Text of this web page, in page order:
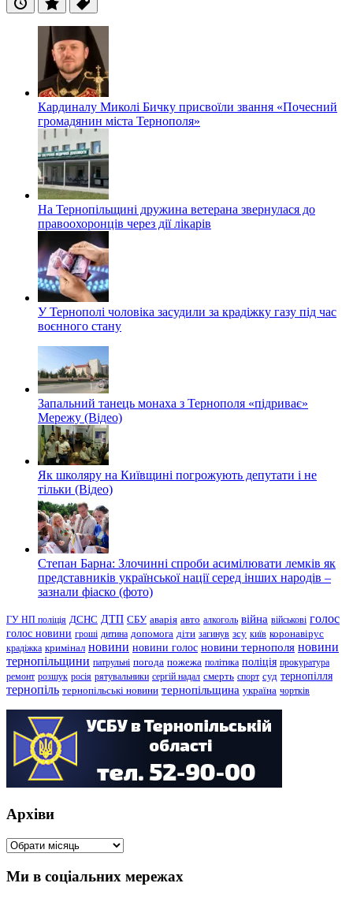
ОстанніПопулярні
Теги
Кардиналу Миколі Бичку присвоїли звання «Почесний
громадянин міста Тернополя»
На Тернопільщині дружина ветерана звернулася до
правоохоронців через дії лікарів
У Тернополі чоловіка засудили за крадіжку газу під час
воєнного стану
Запальний танець монаха з Тернополя «підриває»
Мережу (Відео)
Як школяру на Київщині погрожують депутати і не
тільки (Відео)
Степан Барна: Злочинні спроби асимілювати лемків як
представників української нації серед інших народів –
зазнали фіаско (фото)
ГУ НП поліція ДСНС ДТП СБУ аварія авто алкоголь війна військові голос
голос новини гроші дитина допомога діти загинув зсу київ коронавірус
крадіжка кримінал новини новини голос новини тернополя новини
тернопільщини патрульні погода пожежа політика поліція прокуратура
ремонт розшук росія рятувальники сергій надал смерть спорт суд тернопілля
тернопіль тернопільські новини тернопільщина україна чортків
Архіви
Архіви
Ми в соціальних мережах